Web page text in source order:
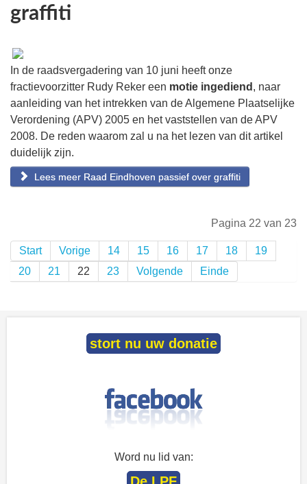
graffiti
In de raadsvergadering van 10 juni heeft onze
fractievoorzitter Rudy Reker een motie ingediend , naar
aanleiding van het intrekken van de Algemene Plaatselijke
Verordening (APV) 2005 en het vaststellen van de APV
2008. De reden waarom zal u na het lezen van dit artikel
duidelijk zijn.
Lees meer Raad Eindhoven passief over graffiti
Pagina 22 van 23
Start Vorige 14 15 16 17 18
19
20
21 22 23 Volgende Einde
stort nu uw donatie
Word nu lid van:
De LPF